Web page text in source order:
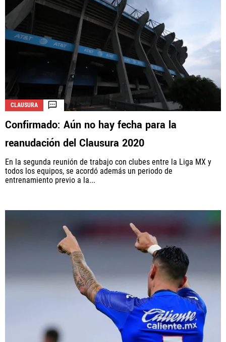
CLAUSURA
Confirmado: Aún no hay fecha para la
reanudación del Clausura 2020
En la segunda reunión de trabajo con clubes entre la Liga MX y
todos los equipos, se acordó además un periodo de
entrenamiento previo a la...